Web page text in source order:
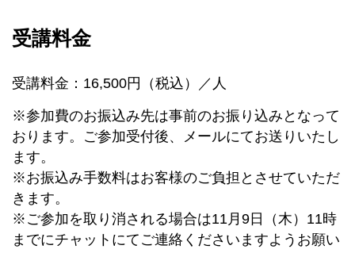
受講料金
受講料金：16,500円（税込）／人
※参加費のお振込み先は事前のお振り込みとなって
おります。ご参加受付後、メールにてお送りいたし
ます。
※お振込み手数料はお客様のご負担とさせていただ
きます。
※ご参加を取り消される場合は11月9日（木）11時
までにチャットにてご連絡くださいますようお願い